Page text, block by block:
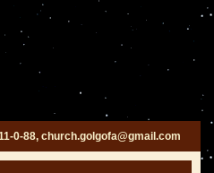
0-88, church.golgofa@gmail.com